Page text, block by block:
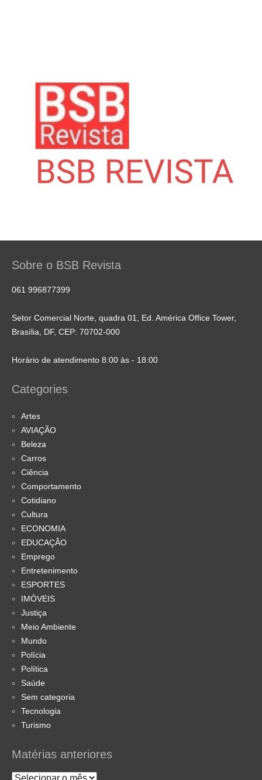
Sobre o BSB Revista
061 996877399
Setor Comercial Norte, quadra 01, Ed. América Office Tower,
Brasília, DF, CEP: 70702-000
Horário de atendimento 8:00 às - 18:00
Categories
Artes
AVIAÇÃO
Beleza
Carros
Ciência
Comportamento
Cotidiano
Cultura
ECONOMIA
EDUCAÇÃO
Emprego
Entretenimento
ESPORTES
IMÓVEIS
Justiça
Meio Ambiente
Mundo
Polícia
Política
Saúde
Sem categoria
Tecnologia
Turismo
Matérias anteriores
Matérias